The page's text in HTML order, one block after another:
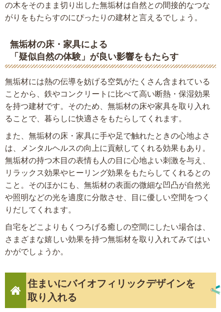
の木をそのまま切り出した無垢材は自然との間接的なつな
がりをもたらすのにぴったりの建材と言えるでしょう。
無垢材の床・家具による
「疑似自然の体験」が良い影響をもたらす
無垢材には熱の伝導を妨げる空気がたくさん含まれている
ことから、鉄やコンクリートに比べて高い断熱・保湿効果
を持つ建材です。そのため、無垢材の床や家具を取り入れ
ることで、暮らしに快適さをもたらしてくれます。
また、無垢材の床・家具に手や足で触れたときの心地よさ
は、メンタルヘルスの向上に貢献してくれる効果もあり。
無垢材の持つ木目の表情も人の目に心地よい刺激を与え、
リラックス効果やヒーリング効果をもたらしてくれるとの
こと。そのほかにも、無垢材の表面の微細な凹凸が自然光
や照明などの光を適度に分散させ、目に優しい空間をつく
りだしてくれます。
自宅をどこよりもくつろげる癒しの空間にしたい場合は、
さまざまな嬉しい効果を持つ無垢材を取り入れてみてはい
かがでしょうか。
住まいにバイオフィリックデザインを
取り入れる